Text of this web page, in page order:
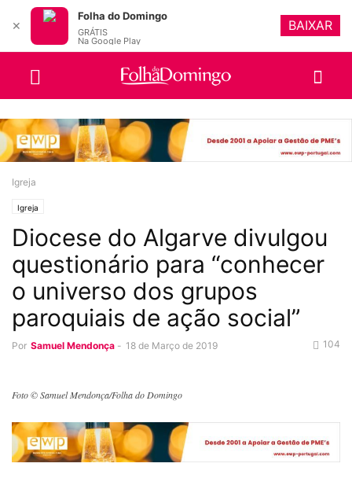
Igreja
Igreja
Diocese do Algarve divulgou
questionário para “conhecer
o universo dos grupos
paroquiais de ação social”
Por Samuel Mendonça - 18 de Março de 2019 104
Foto © Samuel Mendonça/Folha do Domingo
✕
Folha do Domingo
GRÁTIS
Na Google Play
BAIXAR